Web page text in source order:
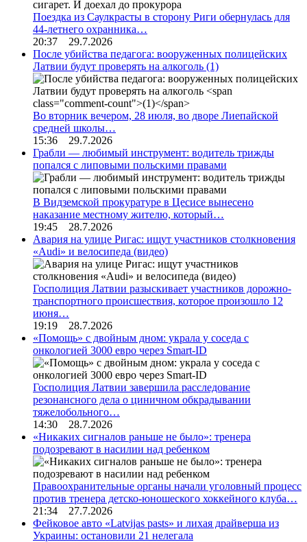
Поездка из Саулкрасты в сторону Риги обернулась для
44-летнего охранника…
20:37 29.7.2026
После убийства педагога: вооруженных полицейских
Латвии будут проверять на алкоголь (1)
Во вторник вечером, 28 июля, во дворе Лиепайской
средней школы…
15:36 29.7.2026
Грабли — любимый инструмент: водитель трижды
попался с липовыми польскими правами
В Видземской прокуратуре в Цесисе вынесено
наказание местному жителю, который…
19:45 28.7.2026
Авария на улице Ригас: ищут участников столкновения
«Audi» и велосипеда (видео)
Госполиция Латвии разыскивает участников дорожно-
транспортного происшествия, которое произошло 12
июня…
19:19 28.7.2026
«Помощь» с двойным дном: украла у соседа с
онкологией 3000 евро через Smart-ID
Госполиция Латвии завершила расследование
резонансного дела о циничном обкрадывании
тяжелобольного…
14:30 28.7.2026
«Никаких сигналов раньше не было»: тренера
подозревают в насилии над ребенком
Правоохранительные органы начали уголовный процесс
против тренера детско-юношеского хоккейного клуба…
21:34 27.7.2026
Фейковое авто «Latvijas pasts» и лихая драйверша из
Украины: остановили 21 нелегала